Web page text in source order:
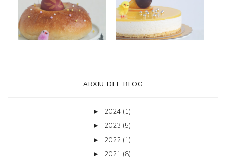
ARXIU DEL BLOG
► 2024 (1)
► 2023 (5)
► 2022 (1)
► 2021 (8)